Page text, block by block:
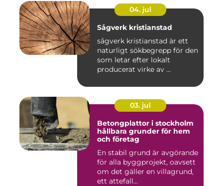
04. jul
Sågverk kristianstad
sågverk kristianstad är ett
naturligt sökbegrepp för den
som letar efter lokalt
producerat virke av ...
03. jul
Betongplattor i stockholm
hållbara grunder för hem
och företag
En stabil grund är avgörande
för alla byggprojekt, oavsett
om det gäller en villagrund,
ett attefall...